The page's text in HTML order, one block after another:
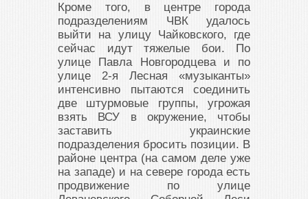
Кроме того, в центре города
подразделениям ЧВК удалось
выйти на улицу Чайковского, где
сейчас идут тяжелые бои. По
улице Павла Новгородцева и по
улице 2-я Лесная «музыканты»
интенсивно пытаются соединить
две штурмовые группы, угрожая
взять ВСУ в окружение, чтобы
заставить украинские
подразделения бросить позиции. В
районе центра (на самом деле уже
на западе) и на севере города есть
продвижение по улице